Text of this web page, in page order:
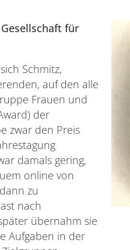
für
Schmitz,
auf den alle
Frauen und
der
zwar den Preis
damals gering,
online von
zu
nach
übernahm sie
Aufgaben in der